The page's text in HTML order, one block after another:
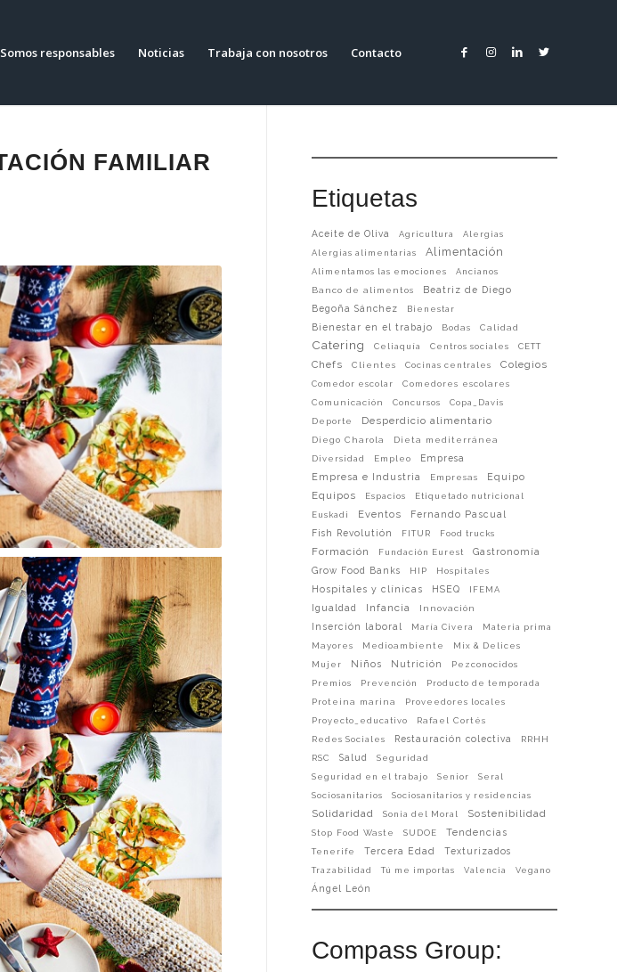
Somos responsables Noticias Trabaja con nosotros Contacto
FAMILIAR
Etiquetas
Aceite de Oliva Agricultura
Alergias
Alergias alimentarias
Alimentación
Alimentamos las emociones
Ancianos
Banco de alimentos
Beatriz de Diego
Begoña Sánchez
Bienestar
Bienestar en el trabajo Bodas Calidad
Catering Celiaquía Centros sociales CETT
Chefs Clientes Cocinas centrales Colegios
Comedor escolar
Comedores escolares
Comunicación
Concursos
Copa_Davis
Deporte
Desperdicio alimentario
Diego Charola
Dieta mediterránea
Diversidad
Empleo Empresa
Empresa e Industria Empresas Equipo
Equipos Espacios
Etiquetado nutricional
Euskadi
Eventos
Fernando Pascual
Fish Revolutión
FITUR Food trucks
Formación Fundación Eurest
Gastronomía
Grow Food Banks
HIP Hospitales
Hospitales y clínicas HSEQ IFEMA
Igualdad Infancia Innovación
Inserción laboral María Civera
Materia prima
Mayores
Medioambiente
Mix & Delices
Mujer
Niños Nutrición
Pezconocidos
Premios
Prevención
Producto de temporada
Proteina marina
Proveedores locales
Proyecto_educativo
Rafael Cortés
Redes Sociales
Restauración colectiva
RRHH
RSC
Salud
Seguridad
Seguridad en el trabajo
Senior
Seral
Sociosanitarios
Sociosanitarios y residencias
Solidaridad Sonia del Moral Sostenibilidad
Stop Food Waste SUDOE Tendencias
Tenerife Tercera Edad Texturizados
Trazabilidad Tú me importas Valencia Vegano
Ángel León
Compass Group: